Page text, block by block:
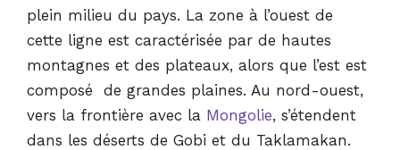
plein milieu du pays. La zone à l’ouest de
cette ligne est caractérisée par de hautes
montagnes et des plateaux, alors que l’est est
composé de grandes plaines. Au nord-ouest,
vers la frontière avec la Mongolie, s’étendent
dans les déserts de Gobi et du Taklamakan.